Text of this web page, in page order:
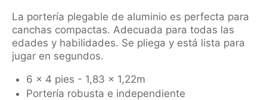
La portería plegable de aluminio es perfecta para
canchas compactas. Adecuada para todas las
edades y habilidades. Se pliega y está lista para
jugar en segundos.
6 x 4 pies - 1,83 x 1,22m
Portería robusta e independiente